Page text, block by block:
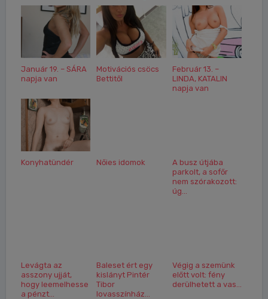
Január 19. – SÁRA
napja van
Motivációs csöcs
Bettitől
Február 13. –
LINDA, KATALIN
napja van
Konyhatündér Nőies idomok
A busz útjába
parkolt, a sofőr
nem szórakozott:
úg...
Levágta az
asszony ujját,
hogy leemelhesse
a pénzt...
Baleset ért egy
kislányt Pintér
Tibor
lovasszínház...
Végig a szemünk
előtt volt: fény
derülhetett a vas...